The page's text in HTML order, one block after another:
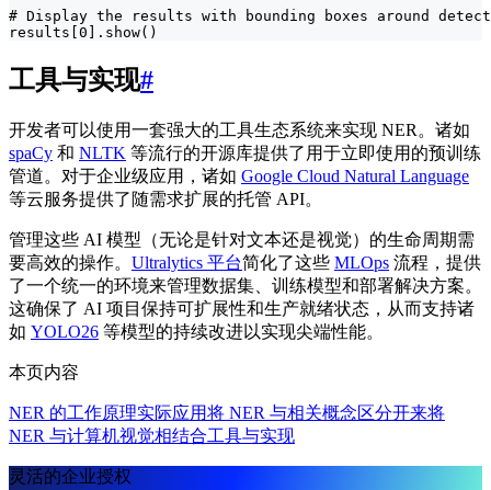
# Display the results with bounding boxes around
results[0].show()
工具与实现#
开发者可以使用一套强大的工具生态系统来实现 NER。诸如
spaCy 和 NLTK 等流行的开源库提供了用于立即使用的预训练
管道。对于企业级应用，诸如 Google Cloud Natural Language
等云服务提供了随需求扩展的托管 API。
管理这些 AI 模型（无论是针对文本还是视觉）的生命周期需
要高效的操作。 Ultralytics 平台简化了这些 MLOps 流程，提供
了一个统一的环境来管理数据集、训练模型和部署解决方案。
这确保了 AI 项目保持可扩展性和生产就绪状态，从而支持诸
如 YOLO26 等模型的持续改进以实现尖端性能。
本页内容
NER 的工作原理实际应用将 NER 与相关概念区分开来将
NER 与计算机视觉相结合工具与实现
灵活的企业授权